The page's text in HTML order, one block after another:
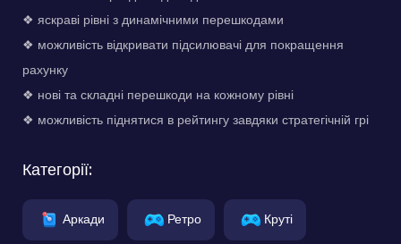
❖ яскраві рівні з динамічними перешкодами
❖ можливість відкривати підсилювачі для покращення
рахунку
❖ нові та складні перешкоди на кожному рівні
❖ можливість піднятися в рейтингу завдяки стратегічній грі
Категорії:
Аркади Ретро Круті